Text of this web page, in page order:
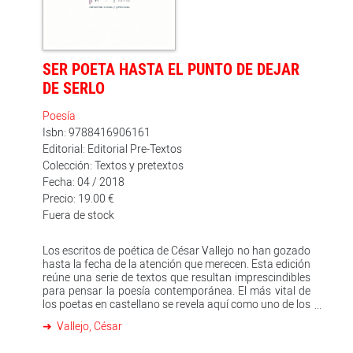
irregularidades sintácticas y metáforas audaces es
última etapa parisiense de Vallejo; Poemas humanos y
España, aparta de mí este cáliz, publicados
póstumamente, son libros sumidos en una desolación
esperanzada.
SER POETA HASTA EL PUNTO DE DEJAR
DE SERLO
Poesía
Isbn: 9788416906161
Editorial: Editorial Pre-Textos
Colección: Textos y pretextos
Fecha: 04 / 2018
Precio: 19.00 €
Fuera de stock
Los escritos de poética de César Vallejo no han gozado
hasta la fecha de la atención que merecen. Esta edición
reúne una serie de textos que resultan imprescindibles
para pensar la poesía contemporánea. El más vital de
los poetas en castellano se revela aquí como uno de los
modernidad, capaz de atender al mismo tiempo la
Vallejo, César